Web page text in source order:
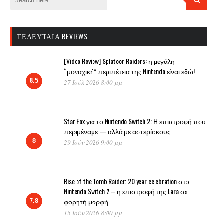
ΤΕΛΕΥΤΑΊΑ REVIEWS
8.5
[Video Review] Splatoon Raiders: η μεγάλη
“μοναχική” περιπέτεια της Nintendo είναι εδώ!
27 Ιούλ 2026 8:00 μμ
8
Star Fox για το Nintendo Switch 2: Η επιστροφή που
περιμέναμε — αλλά με αστερίσκους
29 Ιούν 2026 9:00 μμ
7.8
Rise of the Tomb Raider: 20 year celebration στο
Nintendo Switch 2 – η επιστροφή της Lara σε
φορητή μορφή
15 Ιούν 2026 8:00 μμ